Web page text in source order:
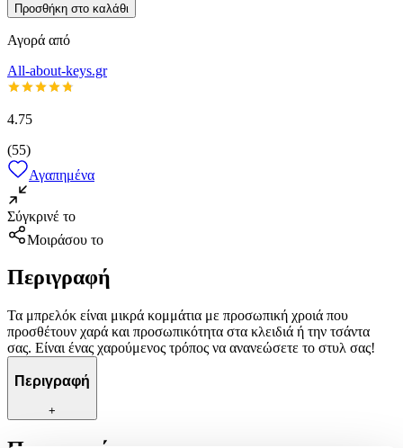
Προσθήκη στο καλάθι
Αγορά από
All-about-keys.gr
4.75
(55)
Αγαπημένα
Σύγκρινέ το
Μοιράσου το
Περιγραφή
Τα μπρελόκ είναι μικρά κομμάτια με προσωπική χροιά που
προσθέτουν χαρά και προσωπικότητα στα κλειδιά ή την τσάντα
σας. Είναι ένας χαρούμενος τρόπος να ανανεώσετε το στυλ σας!
Περιγραφή
+